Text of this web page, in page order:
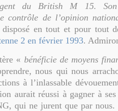
du British M 15. Son
contrôle de l’opinion
disposé en tout et pour tout
2 en février 1993.
« bénéficie de moyens
nous qui nous
à l’inlassable
aurait réussi à gagner à
qui ne jurent que par